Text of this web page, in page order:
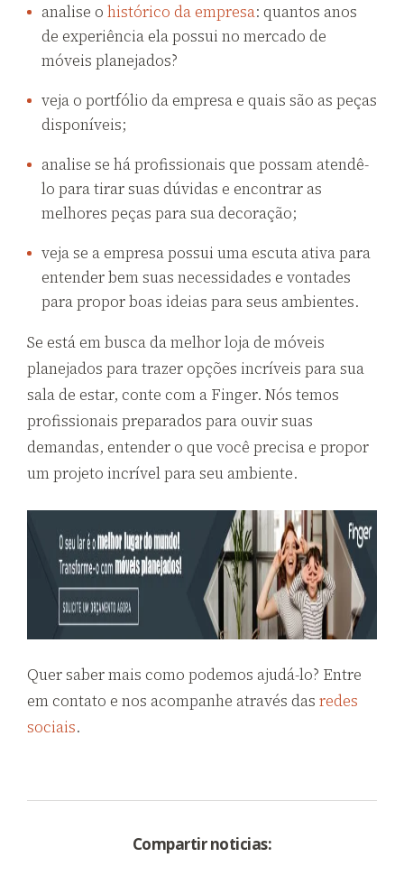
analise o histórico da empresa: quantos anos
de experiência ela possui no mercado de
móveis planejados?
veja o portfólio da empresa e quais são as peças
disponíveis;
analise se há profissionais que possam atendê-
lo para tirar suas dúvidas e encontrar as
melhores peças para sua decoração;
veja se a empresa possui uma escuta ativa para
entender bem suas necessidades e vontades
para propor boas ideias para seus ambientes.
Se está em busca da melhor loja de móveis
planejados para trazer opções incríveis para sua
sala de estar, conte com a Finger. Nós temos
profissionais preparados para ouvir suas
demandas, entender o que você precisa e propor
um projeto incrível para seu ambiente.
Quer saber mais como podemos ajudá-lo? Entre
em contato e nos acompanhe através das redes
sociais.
Compartir noticias: